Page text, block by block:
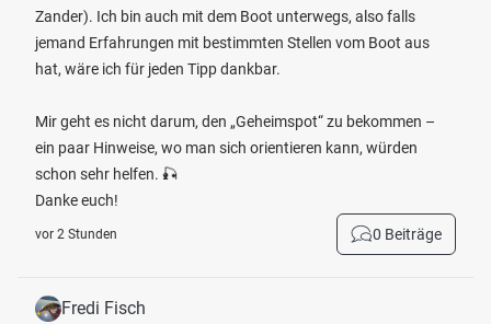
Zander). Ich bin auch mit dem Boot unterwegs, also falls
jemand Erfahrungen mit bestimmten Stellen vom Boot aus
hat, wäre ich für jeden Tipp dankbar.
Mir geht es nicht darum, den „Geheimspot“ zu bekommen –
ein paar Hinweise, wo man sich orientieren kann, würden
schon sehr helfen. 🎣
Danke euch!
vor 2 Stunden 0 Beiträge
Fredi Fisch